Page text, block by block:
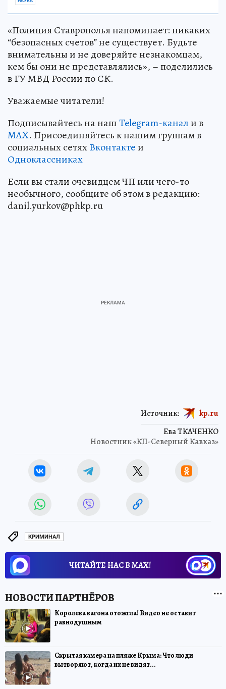
«Полиция Ставрополья напоминает: никаких
“безопасных счетов” не существует. Будьте
внимательны и не доверяйте незнакомцам,
кем бы они не представлялись», – поделились
в ГУ МВД России по СК.
Уважаемые читатели!
Подписывайтесь на нашTelegram-канали в
MAX. Присоединяйтесь к нашим группам в
социальных сетяхВконтактеи
Одноклассниках
Если вы стали очевидцем ЧП или чего-то
необычного, сообщите об этом в редакцию:
danil.yurkov@phkp.ru
Ева ТКАЧЕНКО
Новостник «КП-Северный Кавказ»
Источник: kp.ru
КРИМИНАЛ
ЧИТАЙТЕ НАС В МАХ!
Королева вагона отожгла! Видео не оставит
равнодушным
Скрытая камера на пляже Крыма: Что люди
вытворяют, когда их не видят...